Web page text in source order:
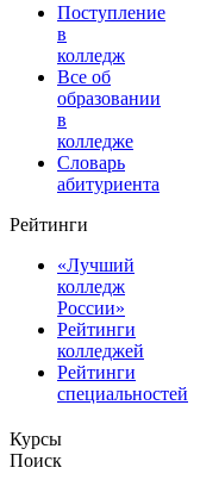
Поступление
в
колледж
Все об
образовании
в
колледже
Словарь
абитуриента
Рейтинги
«Лучший
колледж
России»
Рейтинги
колледжей
Рейтинги
специальностей
Курсы
Поиск